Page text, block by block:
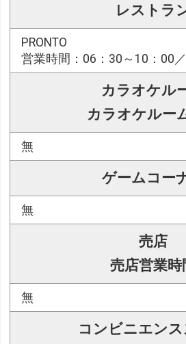
レストラ
PRONTO
営業時間：06：30～10：00
カラオケル
カラオケルー
無
ゲームコー
無
売店
売店営業時
無
コンビニエン